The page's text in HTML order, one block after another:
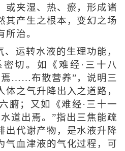
或夹湿、热、瘀，形成诸
其产生之根本，变幻之场
所治。
、运转水液的生理功能，
切。如《难经·三十八
焉……布散营养”，说明三
之气升降出入之道路，
腑；又如《难经·三十一
道出焉。”指出三焦能疏
出代谢产物，是水液升降
气血津液的气化过程，可